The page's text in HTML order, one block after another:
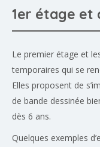
1er étage et
Le premier étage et
temporaires qui se
Elles proposent de
de bande dessinée
dès 6 ans.
Quelques exemples